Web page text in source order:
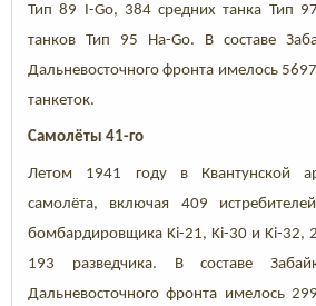
Тип 89 I-Go, 384 средних танка Тип
танков Тип 95 Ha-Go. В составе
Дальневосточного фронта имелось
танкеток.
Самолёты 41-го
Летом 1941 году в Квантунской
самолёта, включая 409
бомбардировщика Ki-21, Ki-30 и Ki-32,
193 разведчика. В составе
Дальневосточного фронта имелось